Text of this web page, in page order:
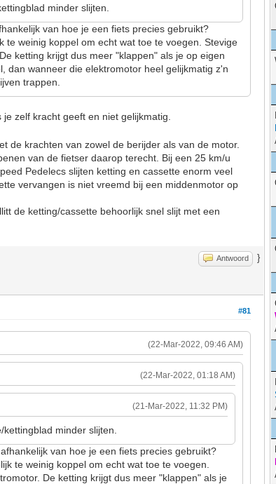
minder slijten.
van hoe je een fiets precies gebruikt?
te weinig koppel om echt wat toe te voegen. Stevige
ketting krijgt dus meer "klappen" als je op eigen
dan wanneer die elektromotor heel gelijkmatig z'n
trappen.
zelf kracht geeft en niet gelijkmatig.
de krachten van zowel de berijder als van de motor.
van de fietser daarop terecht. Bij een 25 km/u
Pedelecs slijten ketting en cassette enorm veel
vervangen is niet vreemd bij een middenmotor op
de ketting/cassette behoorlijk snel slijt met een
Antwoord }
#81
(22-Mar-2022, 09:46 AM)
(22-Mar-2022, 01:18 AM)
(21-Mar-2022, 11:32 PM)
minder slijten.
van hoe je een fiets precies gebruikt?
te weinig koppel om echt wat toe te voegen.
De ketting krijgt dus meer "klappen" als je